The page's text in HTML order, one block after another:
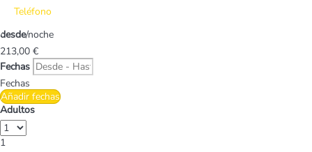
Teléfono
desde/noche
213,00 €
Fechas
Fechas
Añadir fechas
Adultos
1